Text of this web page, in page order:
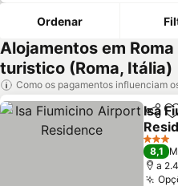
Ordenar
Alojamentos em
turistico (Roma, Itália)
Como os pagamentos influenciam
Isa
3
8,1
a